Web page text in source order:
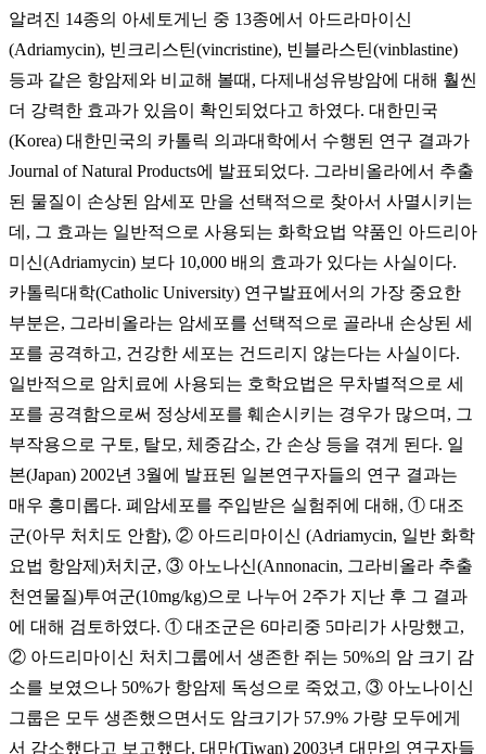
알려진 14종의 아세토게닌 중 13종에서 아드라마이신
(Adriamycin), 빈크리스틴(vincristine), 빈블라스틴(vinblastine)
등과 같은 항암제와 비교해 볼때, 다제내성유방암에 대해 훨씬
더 강력한 효과가 있음이 확인되었다고 하였다. 대한민국
(Korea) 대한민국의 카톨릭 의과대학에서 수행된 연구 결과가
Journal of Natural Products에 발표되었다. 그라비올라에서 추출
된 물질이 손상된 암세포 만을 선택적으로 찾아서 사멸시키는
데, 그 효과는 일반적으로 사용되는 화학요법 약품인 아드리아
미신(Adriamycin) 보다 10,000 배의 효과가 있다는 사실이다.
카톨릭대학(Catholic University) 연구발표에서의 가장 중요한
부분은, 그라비올라는 암세포를 선택적으로 골라내 손상된 세
포를 공격하고, 건강한 세포는 건드리지 않는다는 사실이다.
일반적으로 암치료에 사용되는 호학요법은 무차별적으로 세
포를 공격함으로써 정상세포를 훼손시키는 경우가 많으며, 그
부작용으로 구토, 탈모, 체중감소, 간 손상 등을 겪게 된다. 일
본(Japan) 2002년 3월에 발표된 일본연구자들의 연구 결과는
매우 흥미롭다. 폐암세포를 주입받은 실험쥐에 대해, ① 대조
군(아무 처치도 안함), ② 아드리마이신 (Adriamycin, 일반 화학
요법 항암제)처치군, ③ 아노나신(Annonacin, 그라비올라 추출
천연물질)투여군(10mg/kg)으로 나누어 2주가 지난 후 그 결과
에 대해 검토하였다. ① 대조군은 6마리중 5마리가 사망했고,
② 아드리마이신 처치그룹에서 생존한 쥐는 50%의 암 크기 감
소를 보였으나 50%가 항암제 독성으로 죽었고, ③ 아노나이신
그룹은 모두 생존했으면서도 암크기가 57.9% 가량 모두에게
서 감소했다고 보고했다. 대만(Tiwan) 2003년 대만의 연구자들